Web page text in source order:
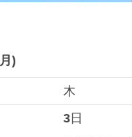
月 )
木
3 日